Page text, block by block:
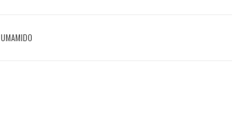
UMAMIDO